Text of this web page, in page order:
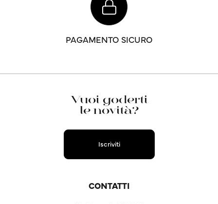
PAGAMENTO SICURO
Vuoi goderti
le novità?
Iscriviti
CONTATTI